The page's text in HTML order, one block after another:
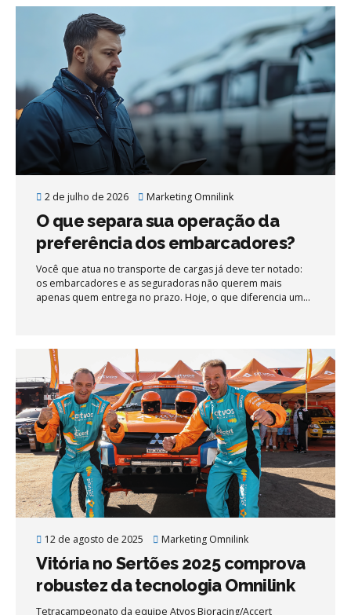
trás dessa resistência? Em grande parte, mitos e crenças
ultrapassadas, que se repetem há anos no setor e travam a
evolução de centenas de operações.
2 de julho de 2026 Marketing Omnilink
O que separa sua operação da
preferência dos embarcadores?
Você que atua no transporte de cargas já deve ter notado:
os embarcadores e as seguradoras não querem mais
apenas quem entrega no prazo. Hoje, o que diferencia uma
eficiência está cada vez mais fora do jogo.
12 de agosto de 2025 Marketing Omnilink
Vitória no Sertões 2025 comprova
robustez da tecnologia Omnilink
Tetracampeonato da equipe Atvos Bioracing/Accert